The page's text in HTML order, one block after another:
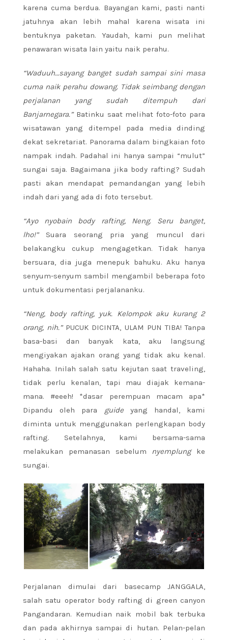
karena cuma berdua. Bayangan kami, pasti nanti
jatuhnya akan lebih mahal karena wisata ini
bentuknya paketan. Yaudah, kami pun melihat
penawaran wisata lain yaitu naik perahu.
“Waduuh…sayang banget sudah sampai sini masa
cuma naik perahu dowang. Tidak seimbang dengan
perjalanan yang sudah ditempuh dari
Banjarnegara.” Batinku saat melihat foto-foto para
wisatawan yang ditempel pada media dinding
dekat sekretariat. Panorama dalam bingkaian foto
nampak indah. Padahal ini hanya sampai “mulut”
sungai saja. Bagaimana jika body rafting? Sudah
pasti akan mendapat pemandangan yang lebih
indah dari yang ada di foto tersebut.
“Ayo nyobain body rafting, Neng. Seru banget,
lho!” Suara seorang pria yang muncul dari
belakangku cukup mengagetkan. Tidak hanya
bersuara, dia juga menepuk bahuku. Aku hanya
senyum-senyum sambil mengambil beberapa foto
untuk dokumentasi perjalananku.
“Neng, body rafting, yuk. Kelompok aku kurang 2
orang, nih.” PUCUK DICINTA, ULAM PUN TIBA! Tanpa
basa-basi dan banyak kata, aku langsung
mengiyakan ajakan orang yang tidak aku kenal.
Hahaha. Inilah salah satu kejutan saat traveling,
tidak perlu kenalan, tapi mau diajak kemana-
mana. #eeeh! *dasar perempuan macam apa*
Dipandu oleh para guide yang handal, kami
diminta untuk menggunakan perlengkapan body
rafting. Setelahnya, kami bersama-sama
melakukan pemanasan sebelum nyemplung ke
sungai.
Perjalanan dimulai dari basecamp JANGGALA,
salah satu operator body rafting di green canyon
Pangandaran. Kemudian naik mobil bak terbuka
dan pada akhirnya sampai di hutan. Pelan-pelan